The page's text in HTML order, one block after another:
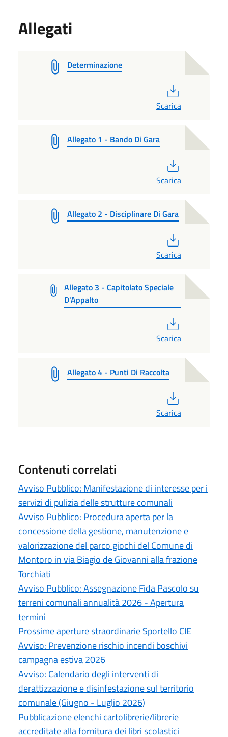
Allegati
Determinazione
Scarica
Allegato 1 - Bando Di Gara
Scarica
Allegato 2 - Disciplinare Di Gara
Scarica
Allegato 3 - Capitolato Speciale
D'Appalto
Scarica
Allegato 4 - Punti Di Raccolta
Scarica
Contenuti correlati
Avviso Pubblico: Manifestazione di interesse per i
servizi di pulizia delle strutture comunali
Avviso Pubblico: Procedura aperta per la
concessione della gestione, manutenzione e
valorizzazione del parco giochi del Comune di
Montoro in via Biagio de Giovanni alla frazione
Torchiati
Avviso Pubblico: Assegnazione Fida Pascolo su
terreni comunali annualità 2026 - Apertura
termini
Prossime aperture straordinarie Sportello CIE
Avviso: Prevenzione rischio incendi boschivi
campagna estiva 2026
Avviso: Calendario degli interventi di
derattizzazione e disinfestazione sul territorio
comunale (Giugno - Luglio 2026)
Pubblicazione elenchi cartolibrerie/librerie
accreditate alla fornitura dei libri scolastici